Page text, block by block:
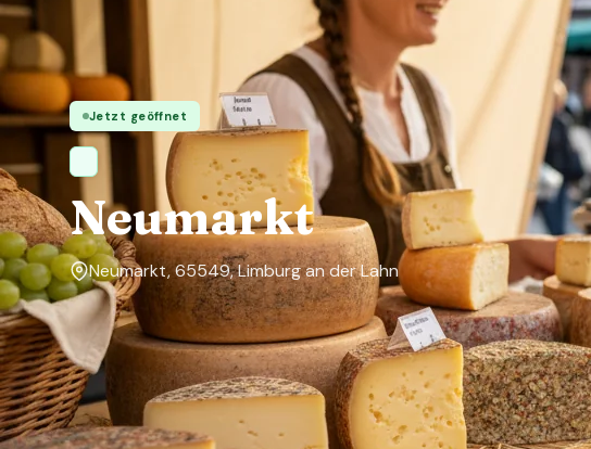
Jetzt geöffnet
Neumarkt
Neumarkt, 65549, Limburg an der Lahn